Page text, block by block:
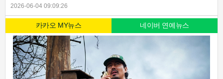
2026-06-04 09:09:26
카카오 MY뉴스 네이버 연예뉴스